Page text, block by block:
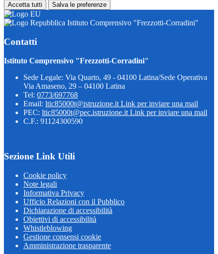
Accetta tutti Salva le preferenze
Istituto Comprensivo "Frezzotti-Corradini"
Contatti
Istituto Comprensivo "Frezzotti-Corradini"
Sede Legale: Via Quarto, 49 - 04100 Latina/Sede Operativa
Via Amaseno, 29 – 04100 Latina
Tel: 0773/697768
Email: ltic85000t@istruzione.it Link per inviare una mail
PEC: ltic85000t@pec.istruzione.it Link per inviare una mail
C.F.: 91124300590
Sezione Link Utili
Cookie policy
Note legali
Informativa Privacy
Ufficio Relazioni con il Pubblico
Dichiarazione di accessibilità
Obiettivi di accessibilità
Whistleblowing
Gestione consensi cookie
Amministrazione trasparente